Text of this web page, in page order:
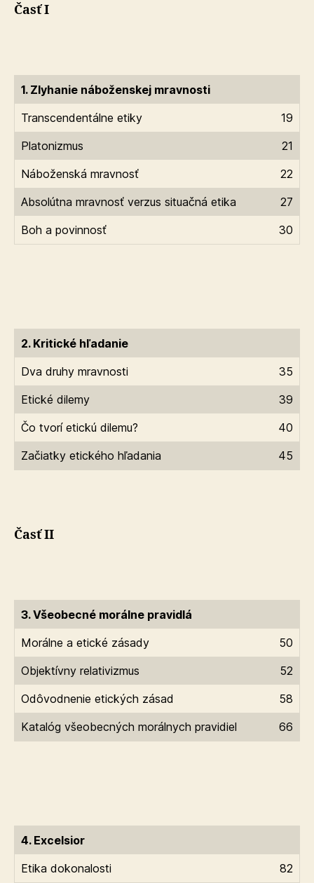
Časť I
1. Zlyhanie náboženskej mravnosti
Transcendentálne etiky
19
Platonizmus
21
Náboženská mravnosť
22
Absolútna mravnosť verzus situačná etika
27
Boh a povinnosť
30
2. Kritické hľadanie
Dva druhy mravnosti
35
Etické dilemy
39
Čo tvorí etickú dilemu?
40
Začiatky etického hľadania
45
Časť II
3. Všeobecné morálne pravidlá
Morálne a etické zásady
50
Objektívny relativizmus
52
Odôvodnenie etických zásad
58
Katalóg všeobecných morálnych pravidiel
66
4. Excelsior
Etika dokonalosti
82